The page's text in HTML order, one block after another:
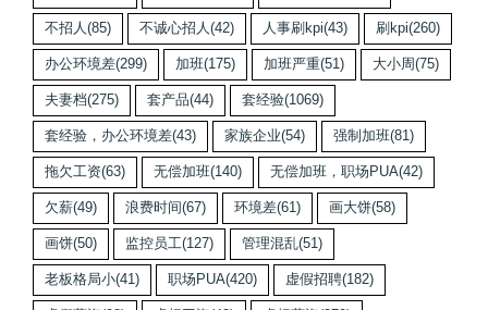
不招人(85) 不诚心招人(42) 人事刷kpi(43) 刷kpi(260)
办公环境差(299) 加班(175) 加班严重(51) 大小周(75)
夫妻档(275) 套产品(44) 套经验(1069)
套经验，办公环境差(43) 家族企业(54) 强制加班(81)
拖欠工资(63) 无偿加班(140) 无偿加班，职场PUA(42)
欠薪(49) 浪费时间 (67) 环境差(61) 画大饼(58)
画饼(50) 监控员工(127) 管理混乱(51)
老板格局小(41) 职场PUA(420) 虚假招聘(182)